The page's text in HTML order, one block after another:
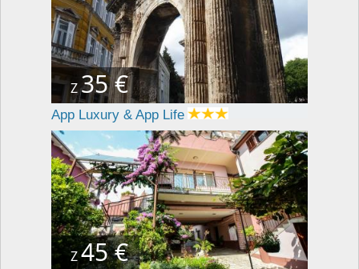
Z35 €
App Luxury & App Life
Z45 €